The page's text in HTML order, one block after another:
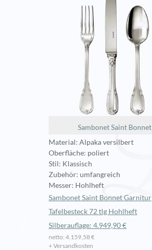
Sambonet Saint Bonnet
Material: Alpaka versilbert
Oberfläche: poliert
Stil: Klassisch
Zubehör: umfangreich
Messer: Hohlheft
Sambonet Saint Bonnet Garnitur
Tafelbesteck 72 tlg Hohlheft
Silberauflage: 4.949,90 €
netto: 4.159,58 €
+ Versandkosten